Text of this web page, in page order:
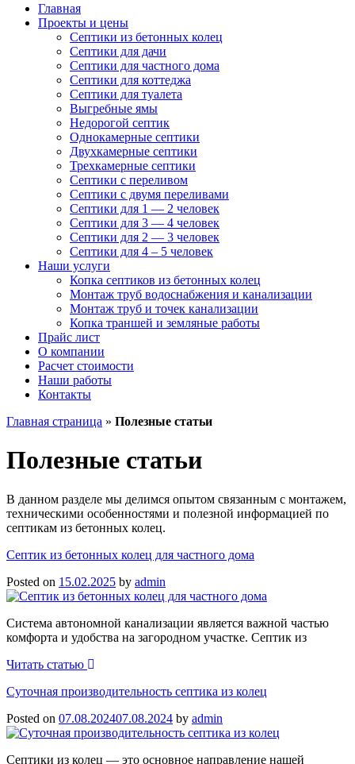
Главная
Проекты и цены
Септики из бетонных колец
Септики для дачи
Септики для частного дома
Септики для коттеджа
Септики для туалета
Выгребные ямы
Недорогой септик
Однокамерные септики
Двухкамерные септики
Трехкамерные септики
Септики с переливом
Септики с двумя переливами
Септики для 1 — 2 человек
Септики для 3 — 4 человек
Септики для 2 — 3 человек
Септики для 4 – 5 человек
Наши услуги
Копка септиков из бетонных колец
Монтаж труб водоснабжения и канализации
Монтаж труб и точек канализации
Копка траншей и земляные работы
Прайс лист
О компании
Расчет стоимости
Наши работы
Контакты
Главная страница » Полезные статьи
Полезные статьи
В данном разделе мы делимся опытом связанным с монтажем,
техническими особенностями и полезной информацией по
септикам из бетонных колец.
Септик из бетонных колец для частного дома
Posted on 15.02.2025 by admin
Система автономной канализации является важной частью
комфорта и удобства на загородном участке. Септик из
Читать статью
Суточная производительность септика из колец
Posted on 07.08.202407.08.2024 by admin
Септики из колец — это основное направление нашей